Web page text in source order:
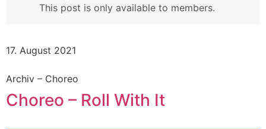
This post is only available to members.
17. August 2021
Archiv – Choreo
Choreo – Roll With It